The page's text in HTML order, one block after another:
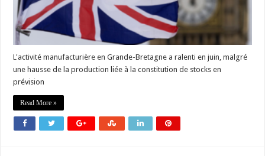
L'activité manufacturière en Grande-Bretagne a ralenti en juin, malgré
une hausse de la production liée à la constitution de stocks en
prévision
Read More »